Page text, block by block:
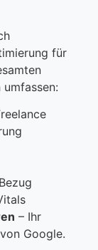
für
– Ihr
Google.